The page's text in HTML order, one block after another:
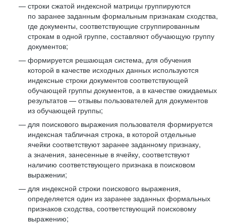
строки сжатой индексной матрицы группируются
по заранее заданным формальным признакам сходства,
где документы, соответствующие сгруппированным
строкам в одной группе, составляют обучающую группу
документов;
формируется решающая система, для обучения
которой в качестве исходных данных используются
индексные строки документов соответствующей
обучающей группы документов, а в качестве ожидаемых
результатов — отзывы пользователей для документов
из обучающей группы;
для поискового выражения пользователя формируется
индексная табличная строка, в которой отдельные
ячейки соответствуют заранее заданному признаку,
а значения, занесенные в ячейку, соответствуют
наличию соответствующего признака в поисковом
выражении;
для индексной строки поискового выражения,
определяется один из заранее заданных формальных
признаков сходства, соответствующий поисковому
выражению;